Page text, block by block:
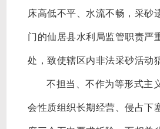
床高低不平、水流不畅，采砂
门的仙居县水利局监管职责严
处，致使辖区内非法采砂活动
不担当、不作为等形式主
会性质组织长期经营、侵占下